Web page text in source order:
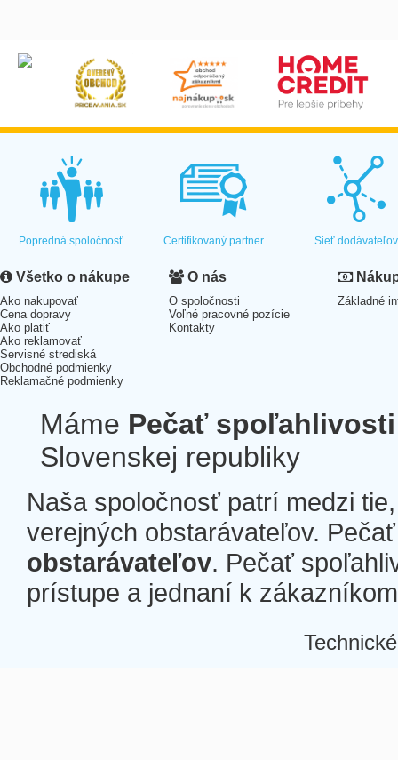
Popredná spoločnosť Certifikovaný partner Sieť dodávateľov
Všetko o nákupe
Ako nakupovať
Cena dopravy
Ako platiť
Ako reklamovať
Servisné strediská
Obchodné podmienky
Reklamačné podmienky
O nás
O spoločnosti
Voľné pracovné pozície
Kontakty
Základné
Máme Pečať spoľahlivosti
Slovenskej republiky
Naša spoločnosť patrí medzi
verejných obstarávateľov.
obstarávateľov. Pečať
prístupe a jednaní k